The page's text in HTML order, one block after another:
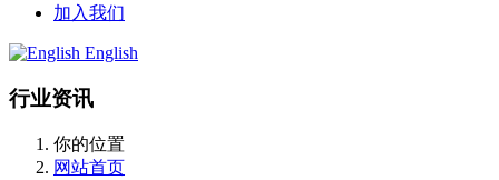
加入我们
English
行业资讯
你的位置
网站首页